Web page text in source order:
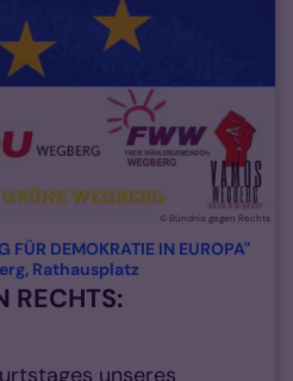
© Bündnis gegen Rechts
FÜR DEMOKRATIE IN EUROPA"
Rathausplatz
RECHTS:
unseres